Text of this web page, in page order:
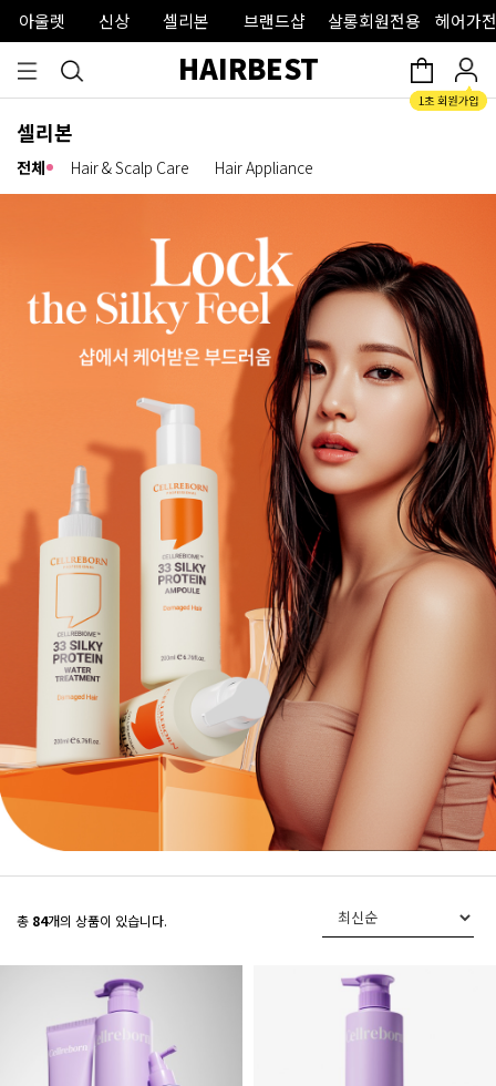
아울렛 신상 셀리본 브랜드샵 살롱회원전용 헤어가
HAIRBEST
셀리본
전체 Hair & Scalp Care Hair Appliance
총 84개의 상품이 있습니다.